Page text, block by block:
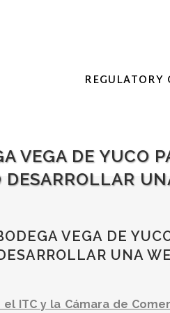
REGULATORY
VEGA DE YUCO
DESARROLLAR
VEGA DE
UNA
el ITC y la Cámara de